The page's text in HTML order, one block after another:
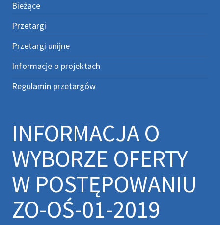
Bieżące
Przetargi
Przetargi unijne
Informacje o projektach
Regulamin przetargów
INFORMACJA O
WYBORZE OFERTY
W POSTĘPOWANIU
ZO-OŚ-01-2019